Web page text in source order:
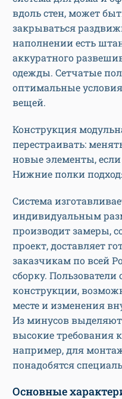
вдоль стен, может
закрываться
наполнении есть
аккуратного
одежды. Сетчатые
оптимальные
вещей.
Конструкция
перестраивать:
новые элементы,
Нижние полки
Система
индивидуальным
производит замеры,
проект, доставляет
заказчикам по всей
сборку.
конструкции,
месте и изменения
Из минусов
высокие требования
например, для
понадобятся
Основные